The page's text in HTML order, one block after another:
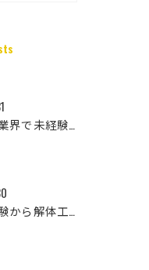
千葉の解体業界で未経験から高収入を実現
千葉で未経験から解体工になる道